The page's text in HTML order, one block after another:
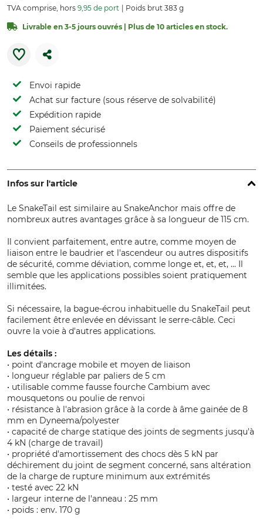
TVA comprise, hors 9,95 de port Poids brut 383 g
Livrable en 3-5 jours ouvrés | Plus de 10 articles en stock.
Envoi rapide
Achat sur facture (sous réserve de solvabilité)
Expédition rapide
Paiement sécurisé
Conseils de professionnels
Infos sur l'article
Le SnakeTail est similaire au SnakeAnchor mais offre de
nombreux autres avantages grâce à sa longueur de 115 cm.
Il convient parfaitement, entre autre, comme moyen de
liaison entre le baudrier et l'ascendeur ou autres dispositifs
de sécurité, comme déviation, comme longe et, et, et, ... Il
semble que les applications possibles soient pratiquement
illimitées.
Si nécessaire, la bague-écrou inhabituelle du SnakeTail peut
facilement être enlevée en dévissant le serre-câble. Ceci
ouvre la voie à d'autres applications.
Les détails :
• point d'ancrage mobile et moyen de liaison
• longueur réglable par paliers de 5 cm
• utilisable comme fausse fourche Cambium avec
mousquetons ou poulie de renvoi
• résistance à l'abrasion grâce à la corde à âme gainée de 8
mm en Dyneema/polyester
• capacité de charge statique des joints de segments jusqu'à
4 kN (charge de travail)
• propriété d'amortissement des chocs dès 5 kN par
déchirement du joint de segment concerné, sans altération
de la charge de rupture minimum aux extrémités
• testé avec 22 kN
• largeur interne de l'anneau : 25 mm
• poids : env. 170 g